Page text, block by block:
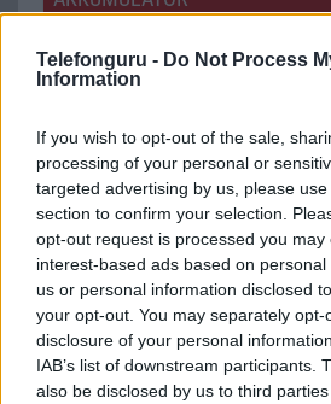
Telefonguru - Do Not Process
Information
If you wish to opt-out of the sale,
processing of your personal or
targeted advertising by us, please
section to confirm your selection.
opt-out request is processed you may
interest-based ads based on
us or personal information disclosed
your opt-out. You may separately
disclosure of your personal
IAB’s list of downstream participants.
also be disclosed by us to third
Készenléti idő h /
Beszélgetési idő h /
Gyorstöltés
ALKALMAZÁSOK ÉS
Java Nincs
Flash/Ujjlenyomat olvasó
SNS integráció alap